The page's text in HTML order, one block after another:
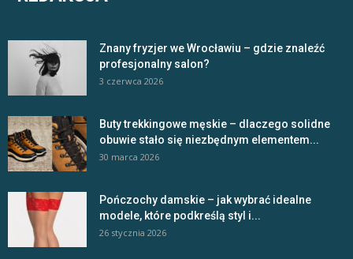
Znany fryzjer we Wrocławiu – gdzie znaleźć
profesjonalny salon?
3 czerwca 2026
Buty trekkingowe męskie – dlaczego solidne
obuwie stało się niezbędnym elementem...
30 marca 2026
Pończochy damskie – jak wybrać idealne
modele, które podkreślą styl i...
26 stycznia 2026